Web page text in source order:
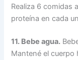
Realiza 6 comidas
proteína en cada
11. Bebe agua.
Mantené el